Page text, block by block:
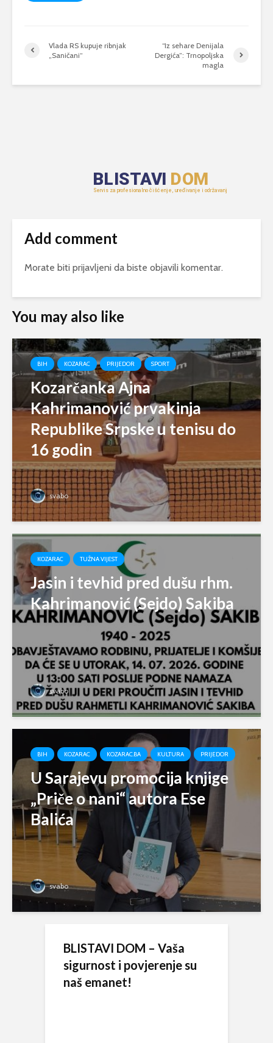
Vlada RS kupuje ribnjak
„Saničani“
“Iz sehare Denijala
Dergića”: Trnopoljska
magla
Add comment
Morate biti prijavljeni da biste objavili komentar.
You may also like
BIH KOZARAC PRIJEDOR SPORT
Kozarčanka Ajna
Kahrimanović prvakinja
Republike Srpske u tenisu do
16 godin
svabo
KOZARAC TUŽNA VIJEST
Jasin i tevhid pred dušu rhm.
Kahrimanović (Sejdo) Sakiba
svabo
BIH KOZARAC KOZARAC.BA KULTURA PRIJEDOR
U Sarajevu promocija knjige
„Priče o nani“ autora Ese
Balića
svabo
BLISTAVI DOM – Vaša
sigurnost i povjerenje su
naš emanet!